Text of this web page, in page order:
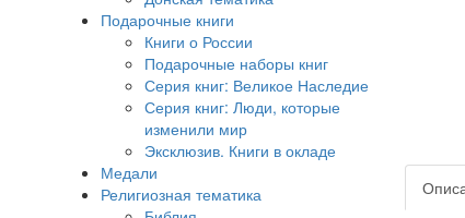
Подарочные книги
Книги о России
Подарочные наборы книг
Серия книг: Великое Наследие
Серия книг: Люди, которые
изменили мир
Эксклюзив. Книги в окладе
Медали
Религиозная тематика